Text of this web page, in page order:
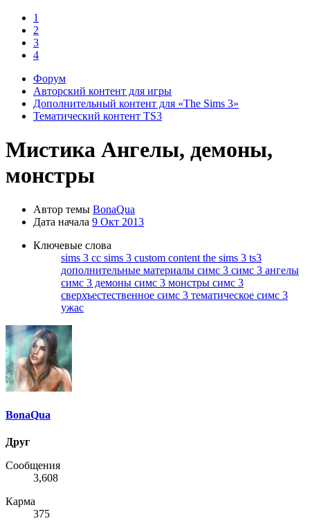
1
2
3
4
Форум
Авторский контент для игры
Дополнительный контент для «The Sims 3»
Тематический контент TS3
Мистика Ангелы, демоны,
монстры
Автор темы BonaQua
Дата начала 9 Окт 2013
Ключевые слова
sims 3 cc sims 3 custom content the sims 3 ts3
дополнительные материалы симс 3 симс 3 ангелы
симс 3 демоны симс 3 монстры симс 3
сверхъестественное симс 3 тематическое симс 3
ужас
BonaQua
Друг
Сообщения
3,608
Карма
375